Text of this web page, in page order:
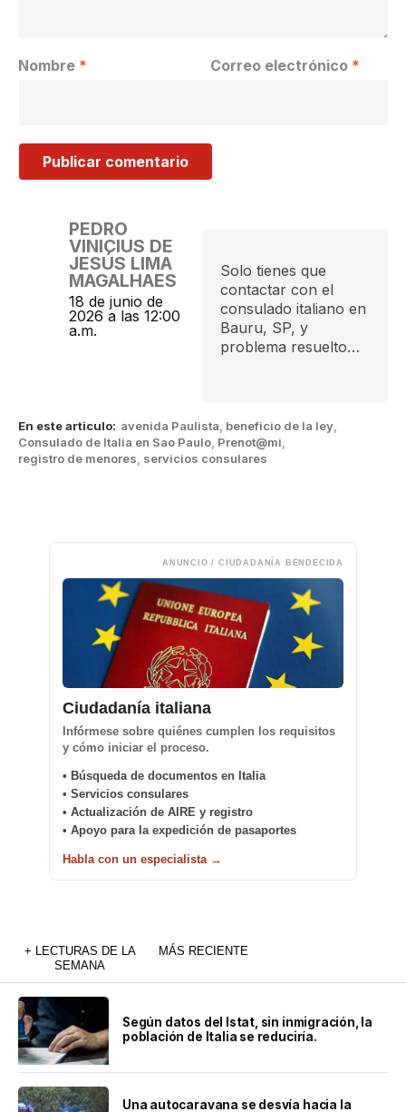
En este articulo: avenida Paulista, beneficio de la ley,
Consulado de Italia en Sao Paulo, Prenot@mi,
registro de menores, servicios consulares
PEDRO
VINICIUS DE
JESÚS LIMA
MAGALHAES
18 de junio de
2026 a las 12:00
a.m.
Solo tienes que
contactar con el
consulado italiano en
Bauru, SP, y
problema resuelto…
Nombre * Correo electrónico *
ANUNCIO / CIUDADANÍA BENDECIDA
Ciudadanía italiana
Infórmese sobre quiénes cumplen los requisitos
y cómo iniciar el proceso.
• Búsqueda de documentos en Italia
• Servicios consulares
• Actualización de AIRE y registro
• Apoyo para la expedición de pasaportes
Habla con un especialista →
+ LECTURAS DE LA
SEMANA
MÁS RECIENTE
Según datos del Istat, sin inmigración, la
población de Italia se reduciría.
Una autocaravana se desvía hacia la